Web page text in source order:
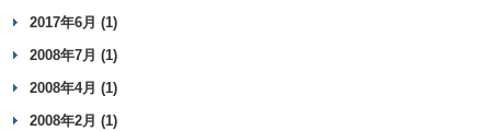
2017年6月 (1)
2008年7月 (1)
2008年4月 (1)
2008年2月 (1)